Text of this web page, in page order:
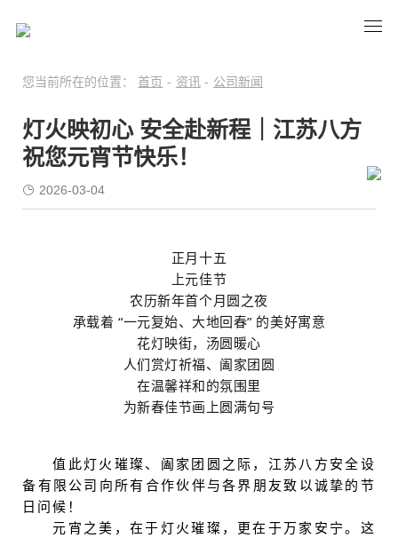
您当前所在的位置： 首页 - 资讯 - 公司新闻
灯火映初心 安全赴新程｜江苏八方
祝您元宵节快乐！
2026-03-04
正月十五
上元佳节
农历新年首个月圆之夜
承载着 “一元复始、大地回春” 的美好寓意
花灯映街，汤圆暖心
人们赏灯祈福、阖家团圆
在温馨祥和的氛围里
为新春佳节画上圆满句号
值此灯火璀璨、阖家团圆之际，江苏八方安全设
备有限公司向所有合作伙伴与各界朋友致以诚挚的节
日问候！
元宵之美，在于灯火璀璨，更在于万家安宁。这